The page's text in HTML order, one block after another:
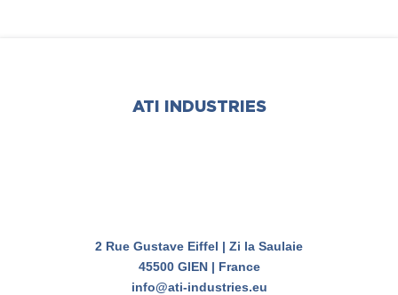
ATI INDUSTRIES
2 Rue Gustave Eiffel | Zi la Saulaie
45500 GIEN | France
info@ati-industries.eu